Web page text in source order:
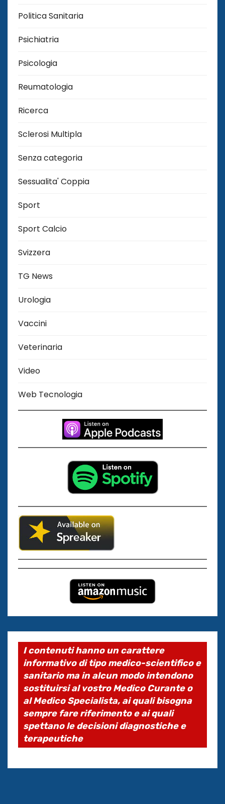
Politica Sanitaria
Psichiatria
Psicologia
Reumatologia
Ricerca
Sclerosi Multipla
Senza categoria
Sessualita' Coppia
Sport
Sport Calcio
Svizzera
TG News
Urologia
Vaccini
Veterinaria
Video
Web Tecnologia
I contenuti hanno un carattere
informativo di tipo medico-scientifico e
sanitario ma in alcun modo intendono
sostituirsi al vostro Medico Curante o
al Medico Specialista, ai quali bisogna
sempre fare riferimento e ai quali
spettano le decisioni diagnostiche e
terapeutiche